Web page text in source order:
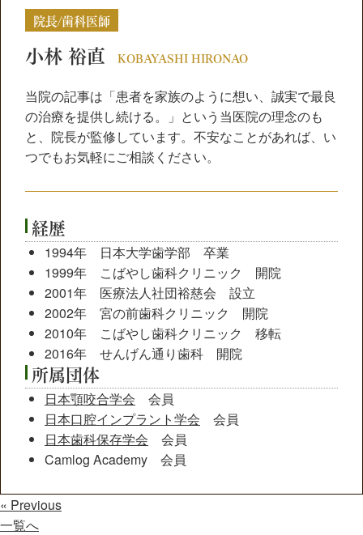
院長/歯科医師
小林 裕直 KOBAYASHI HIRONAO
当院の記事は「患者を家族のように想い、誠実で最良
の治療を提供し続ける。」という当医院の理念のも
と、院長が監修しています。不安なことがあれば、い
つでもお気軽にご相談ください。
経歴
1994年 日本大学歯学部 卒業
1999年 こばやし歯科クリニック 開院
2001年 医療法人社団裕慈会 設立
2002年 宮の前歯科クリニック 開院
2010年 こばやし歯科クリニック 移転
2016年 せんげん通り歯科 開院
所属団体
日本顎咬合学会 会員
日本口腔インプラント学会 会員
日本歯科保存学会 会員
Camlog Academy 会員
« Previous
一覧へ